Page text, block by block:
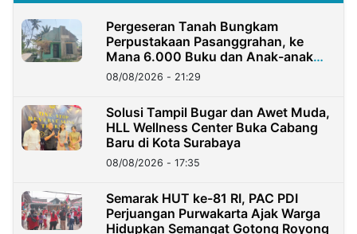
Pergeseran Tanah Bungkam
Perpustakaan Pasanggrahan, ke
Mana 6.000 Buku dan Anak-anak
Kini?
08/08/2026 - 21:29
Solusi Tampil Bugar dan Awet Muda,
HLL Wellness Center Buka Cabang
Baru di Kota Surabaya
08/08/2026 - 17:35
Semarak HUT ke-81 RI, PAC PDI
Perjuangan Purwakarta Ajak Warga
Hidupkan Semangat Gotong Royong